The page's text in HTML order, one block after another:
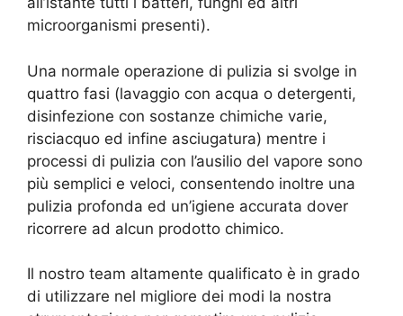
microorganismi presenti).
Una normale operazione di pulizia si svolge in
quattro fasi (lavaggio con acqua o detergenti,
disinfezione con sostanze chimiche varie,
risciacquo ed infine asciugatura) mentre i
processi di pulizia con l’ausilio del vapore sono
più semplici e veloci, consentendo inoltre una
pulizia profonda ed un’igiene accurata dover
ricorrere ad alcun prodotto chimico.
Il nostro team altamente qualificato è in grado
di utilizzare nel migliore dei modi la nostra